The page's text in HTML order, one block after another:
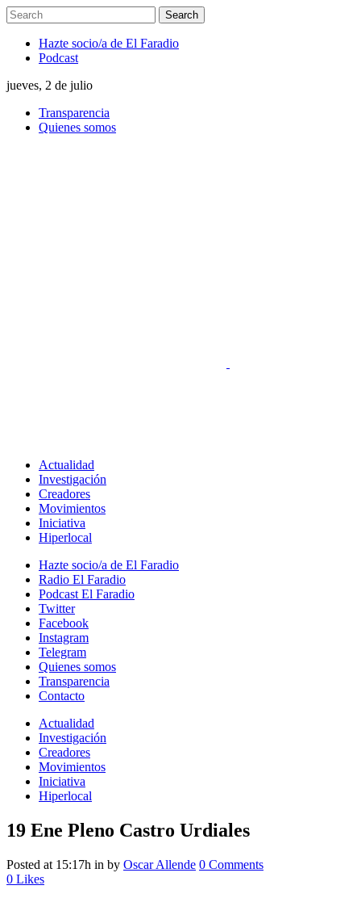
Hazte socio/a de El Faradio
Podcast
jueves, 2 de julio
Transparencia
Quienes somos
Actualidad
Investigación
Creadores
Movimientos
Iniciativa
Hiperlocal
Hazte socio/a de El Faradio
Radio El Faradio
Podcast El Faradio
Twitter
Facebook
Instagram
Telegram
Quienes somos
Transparencia
Contacto
Actualidad
Investigación
Creadores
Movimientos
Iniciativa
Hiperlocal
19 Ene Pleno Castro Urdiales
Posted at 15:17h in by Oscar Allende 0 Comments
0 Likes